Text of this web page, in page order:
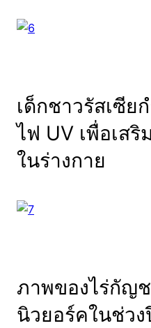
เด็กชาวรัสเซี
ไฟ UV เพื่อเส
ในร่างกาย
ภาพของไร่กัญช
นิวยอร์คในช่วง